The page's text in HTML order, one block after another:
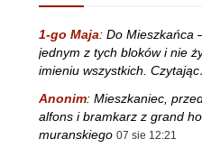
1-go Maja: Do Mieszkańca
jednym z tych bloków i nie
imieniu wszystkich.
Anonim: Mieszkaniec,
alfons i bramkarz z grand
muranskiego 07 sie 12:21